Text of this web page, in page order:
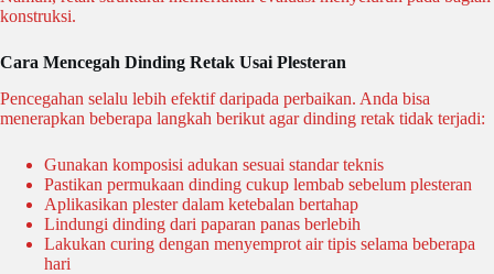
konstruksi.
Cara Mencegah Dinding Retak Usai Plesteran
Pencegahan selalu lebih efektif daripada perbaikan. Anda bisa
menerapkan beberapa langkah berikut agar dinding retak tidak terjadi:
Gunakan komposisi adukan sesuai standar teknis
Pastikan permukaan dinding cukup lembab sebelum plesteran
Aplikasikan plester dalam ketebalan bertahap
Lindungi dinding dari paparan panas berlebih
Lakukan curing dengan menyemprot air tipis selama beberapa
hari